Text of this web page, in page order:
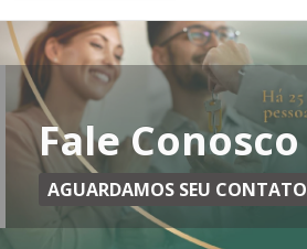
Fale Conosco
AGUARDAMOS SEU CONTATO